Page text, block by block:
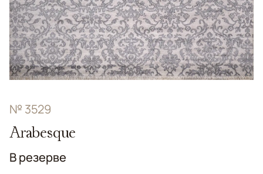
№ 3529
Arabesque
В резерве